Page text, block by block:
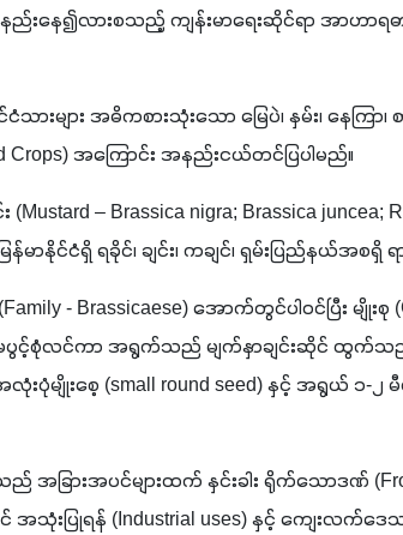
နည်းနေ၍လားစသည့် ကျန်းမာရေးဆိုင်ရာ အာဟ
ားများ အဓိကစားသုံးသော မြေပဲ၊ နှမ်း၊ နေကြာ
Crops) အကြောင်း အနည်းငယ်တင်ပြပါမည်။
– Brassica nigra; Brassica juncea;
န်မာနိုင်ငံရှိ ရခိုင်၊ ချင်း၊ ကချင်၊ ရှမ်းပြည်နယ်အ
- Brassicaese) အောက်တွင်ပါဝင်ပြီး မျို
စုံလင်ကာ အရွက်သည် မျက်နှာချင်းဆိုင် ထွက်သည်။
အလုံးပုံမျိုးစေ့ (small round seed) နှင့် အရွယ် ၁-
သည် အခြားအပင်များထက် နှင်းခါး ရိုက်သောဒဏ်
အသုံးပြုရန် (Industrial uses) နှင့် ကျေးလက်ဒေ